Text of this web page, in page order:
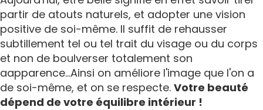
partir de atouts naturels, et adopter une vision
positive de soi-même. Il suffit de rehausser
subtillement tel ou tel trait du visage ou du corps
et non de boulverser totalement son
aapparence...Ainsi on améliore l'image que l'on a
de soi-même, et on se respecte. Votre beauté
dépend de votre équilibre intérieur !